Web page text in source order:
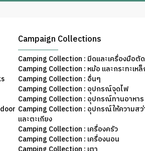
Campaign Collections
Camping Collection : มีดและเครื่องมือตัด
Camping Collection : หม้อ และกระทะเห
Camping Collection : อื่นๆ
Camping Collection : อุปกรณ์จุดไฟ
Camping Collection : อุปกรณ์ทานอาหาร
Camping Collection : อุปกรณ์ให้ความสว่
และตะเกียง
Camping Collection : เครื่องครัว
Camping Collection : เครื่องนอน